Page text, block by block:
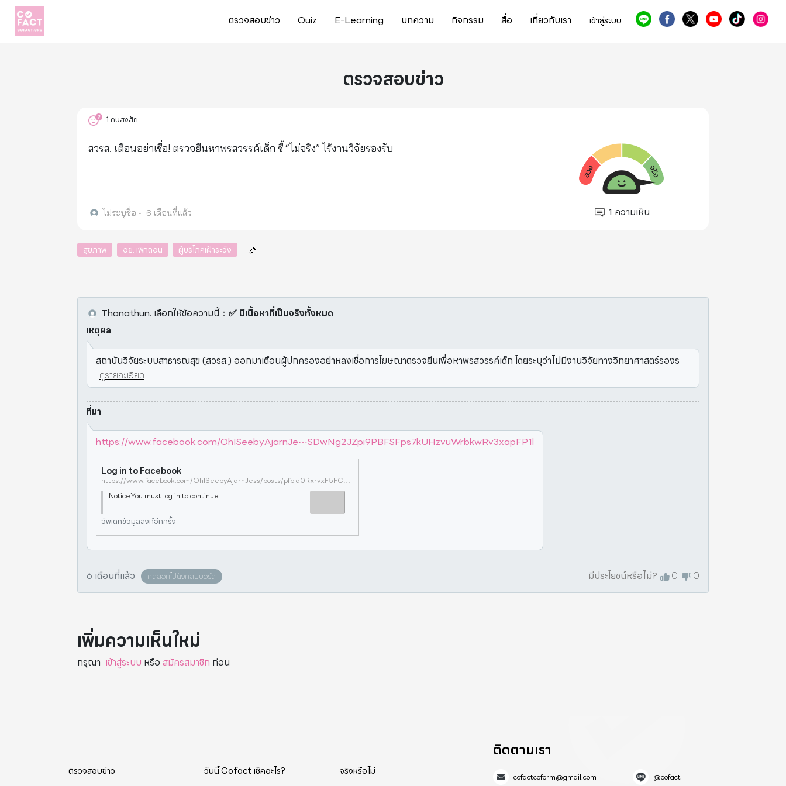
ตรวจสอบข่าว Quiz E-Learning บทความ กิจกรรม สื่อ เกี่ยวกับเรา เข้าสู่ระบบ
ตรวจสอบข่าว
1คนสงสัย
สวรส. เตือนอย่าเชื่อ! ตรวจยีนหาพรสวรรค์เด็ก ชี้ “ไม่จริง” ไร้งานวิจัยรองรับ
ไม่ระบุชื่อ • 6 เดือนที่แล้ว 1 ความเห็น
สุขภาพ อย. เพิกถอน ผู้บริโภคเฝ้าระวัง
Thanathun. เลือกให้ข้อความนี้： ✅ มีเนื้อหาที่เป็นจริงทั้งหมด
เหตุผล
สถาบันวิจัยระบบสาธารณสุข (สวรส.) ออกมาเตือนผู้ปกครองอย่าหลงเชื่อการโฆษณาตรวจยีนเพื่อหาพรสวรรค์เด็ก โดยระบุว่าไม่มีงานวิจัยทางวิทยาศาสตร์รองร
ดูรายละเอียด
ที่มา
https://www.facebook.com/OhISeebyAjarnJe⋯SDwNg2JZpi9PBFSFps7kUHzvuWrbkwRv3xapFP1l
Log in to Facebook
https://www.facebook.com/OhISeebyAjarnJess/posts/pfbid0RxrvxF5FCQK187Ch6KydQS5VLSDwNg2JZpi9PBFSFps7kUHzvuWrbkwRv3xapFP1l
NoticeYou must log in to continue.
อัพเดทข้อมูลลิงก์อีกครั้ง
6 เดือนที่แล้ว คัดลอกไปยังคลิปบอร์ด มีประโยชน์หรือไม่? 0 0
เพิ่มความเห็นใหม่
กรุณา เข้าสู่ระบบ หรือ สมัครสมาชิก ก่อน
ตรวจสอบข่าว วันนี้ Cofact เช็คอะไร?
จริงหรือไม่
ติดตามเรา
cofactcoform@gmail.com @cofact